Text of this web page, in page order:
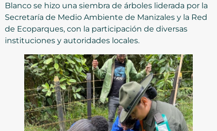
Blanco se hizo una siembra de árboles liderada por la
Secretaría de Medio Ambiente de Manizales y la Red
de Ecoparques, con la participación de diversas
instituciones y autoridades locales.